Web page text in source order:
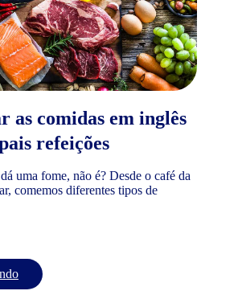
as comidas em inglês
refeições
uma fome, não é? Desde o café da
comemos diferentes tipos de